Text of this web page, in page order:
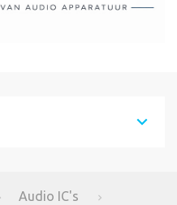
Audio IC's